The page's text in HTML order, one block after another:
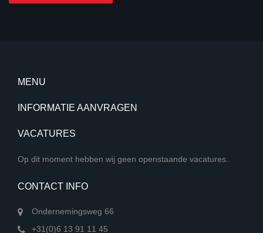
MENU
INFORMATIE AANVRAGEN
VACATURES
Op dit moment hebben wij geen openstaande vacatures.
CONTACT INFO
Ondernemingsweg 66
+31(0)6 13 91 11 45